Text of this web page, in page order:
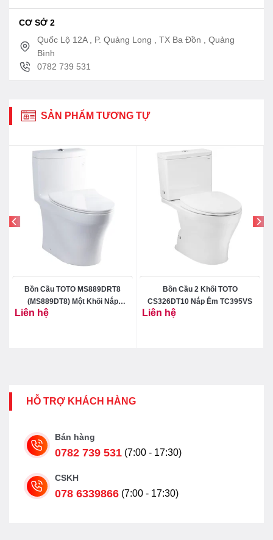
CƠ SỞ 2
Quốc Lộ 12A , P. Quảng Long , TX Ba Đồn , Quảng
Bình
0782 739 531
SẢN PHẨM TƯƠNG TỰ
Bồn Cầu TOTO MS889DRT8
(MS889DT8) Một Khối Nắp
Liên hệ
Bồn Cầu 2 Khối TOTO
CS326DT10 Nắp Êm TC395VS
Liên hệ
HỖ TRỢ KHÁCH HÀNG
Bán hàng
0782 739 531 (7:00 - 17:30)
CSKH
078 6339866 (7:00 - 17:30)